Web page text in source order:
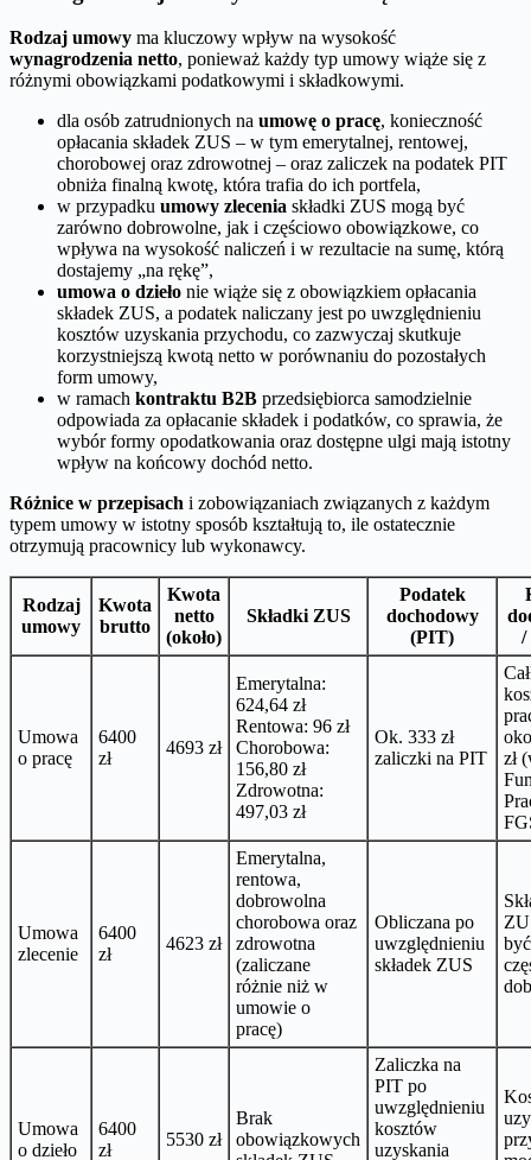
Rodzaj umowy ma kluczowy wpływ na wysokość
wynagrodzenia netto, ponieważ każdy typ umowy wiąże się z
różnymi obowiązkami podatkowymi i składkowymi.
dla osób zatrudnionych na umowę o pracę, konieczność
opłacania składek ZUS – w tym emerytalnej, rentowej,
chorobowej oraz zdrowotnej – oraz zaliczek na podatek PIT
obniża finalną kwotę, która trafia do ich portfela,
w przypadku umowy zlecenia składki ZUS mogą być
zarówno dobrowolne, jak i częściowo obowiązkowe, co
wpływa na wysokość naliczeń i w rezultacie na sumę, którą
dostajemy „na rękę”,
umowa o dzieło nie wiąże się z obowiązkiem opłacania
składek ZUS, a podatek naliczany jest po uwzględnieniu
kosztów uzyskania przychodu, co zazwyczaj skutkuje
korzystniejszą kwotą netto w porównaniu do pozostałych
form umowy,
w ramach kontraktu B2B przedsiębiorca samodzielnie
odpowiada za opłacanie składek i podatków, co sprawia, że
wybór formy opodatkowania oraz dostępne ulgi mają istotny
wpływ na końcowy dochód netto.
Różnice w przepisach i zobowiązaniach związanych z każdym
typem umowy w istotny sposób kształtują to, ile ostatecznie
otrzymują pracownicy lub wykonawcy.
Rodzaj
umowy
Kwota
brutto
Kwota
netto
(około)
Składki ZUS
Podatek
dochodowy
(PIT)
/
Umowa
o pracę
6400
zł
4693 zł
Emerytalna:
624,64 zł
Rentowa: 96 zł
Chorobowa:
156,80 zł
Zdrowotna:
497,03 zł
Ok. 333 zł
zaliczki na PIT
zł
Umowa
zlecenie
6400
zł
4623 zł
Emerytalna,
rentowa,
dobrowolna
chorobowa oraz
zdrowotna
(zaliczane
różnie niż w
umowie o
pracę)
Obliczana po
uwzględnieniu
składek ZUS
być
Umowa
o dzieło
6400
zł
5530 zł
Brak
obowiązkowych
Zaliczka na
PIT po
uwzględnieniu
kosztów
uzyskania